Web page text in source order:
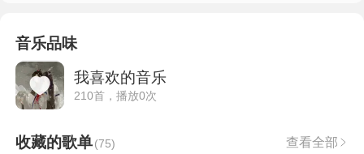
音乐品味
我喜欢的音乐
210首，播放0次
收藏的歌单(75) 查看全部